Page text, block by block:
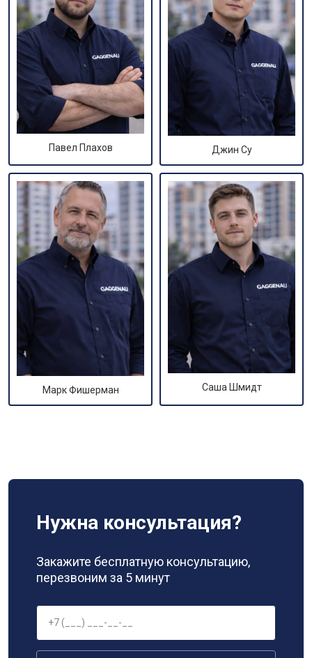
Павел Плахов Джин Су
Марк Фишерман Саша Шмидт
Нужна консультация?
Закажите бесплатную консультацию,
перезвоним за 5 минут